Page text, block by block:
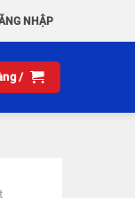
NHẬP
/